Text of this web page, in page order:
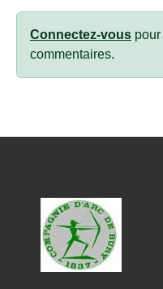
Connectez-vous
commentaires.